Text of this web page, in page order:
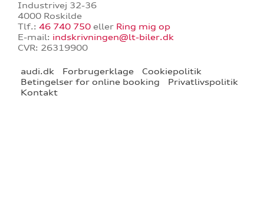
Industrivej 32-36
4000 Roskilde
Tlf.: 46 740 750 eller Ring mig op
E-mail: indskrivningen@lt-biler.dk
CVR: 26319900
audi.dk Forbrugerklage
Cookiepolitik
Betingelser for online booking
Privatlivspolitik
Kontakt